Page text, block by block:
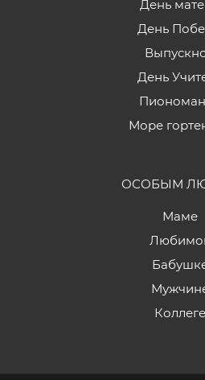
День
День
День
Море
ОСОБЫМ
Маме
Коллеге